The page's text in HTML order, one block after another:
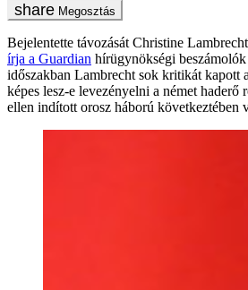
Megosztás
Bejelentette távozását Christine
írja a Guardian hírügynökségi
időszakban Lambrecht sok kritikát kapott
képes lesz-e levezényelni a német haderő
ellen indított orosz háború következtében